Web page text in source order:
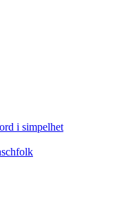
i simpelhet